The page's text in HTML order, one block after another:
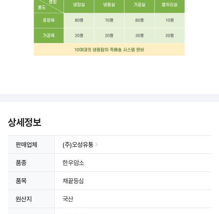
상세정보
판매업체 (주)오성유통
품종 한우암소
품목 채끝등심
원산지 국산